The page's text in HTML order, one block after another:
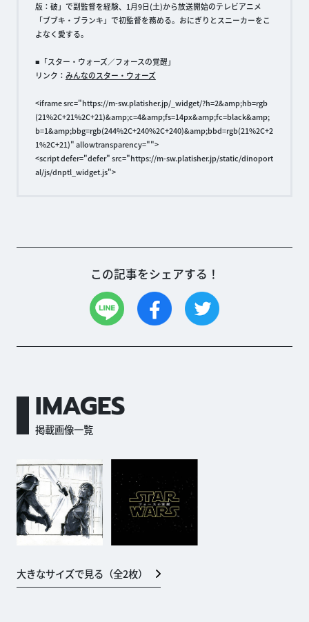
版：破」で副監督を経験、1月9日(土)から放送開始のテレビアニメ
「ブブキ・ブランキ」で初監督を務める。おにぎりとスニーカーをこ
よなく愛する。
■「スター・ウォーズ／フォースの覚醒」
リンク： みんなのスター・ウォーズ
<iframe src="https://m-sw.platisher.jp/_widget/?h=2&amp;hb=rgb
(21%2C+21%2C+21)&amp;c=4&amp;fs=14px&amp;fc=black&amp;
b=1&amp;bbg=rgb(244%2C+240%2C+240)&amp;bbd=rgb(21%2C+2
1%2C+21)" allowtransparency="">
<script defer="defer" src="https://m-sw.platisher.jp/static/dinoport
al/js/dnptl_widget.js">
この記事をシェアする！
IMAGES
掲載画像一覧
大きなサイズで見る（全2枚）